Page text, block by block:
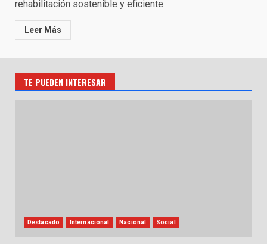
rehabilitación sostenible y eficiente.
Leer Más
TE PUEDEN INTERESAR
Destacado Internacional Nacional Social